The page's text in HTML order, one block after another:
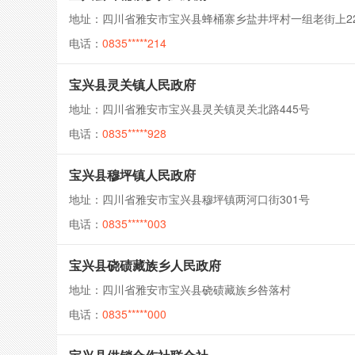
地址：四川省雅安市宝兴县蜂桶寨乡盐井坪村一组老街上
电话： 0835*****214
宝兴县灵关镇人民政府
地址：四川省雅安市宝兴县灵关镇灵关北路445号
电话： 0835*****928
宝兴县穆坪镇人民政府
地址：四川省雅安市宝兴县穆坪镇两河口街301号
电话： 0835*****003
宝兴县硗碛藏族乡人民政府
地址：四川省雅安市宝兴县硗碛藏族乡咎落村
电话： 0835*****000